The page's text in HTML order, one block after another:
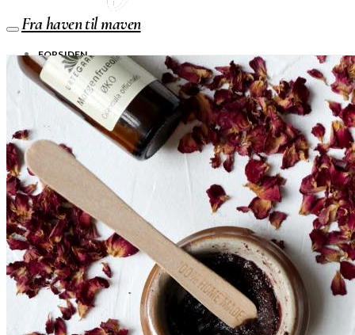
Fra haven til maven
FORSIDEN
SHOP
Jul
Råvarer
Køkkengrej
Bolig
DIY skønhedspleje
Bæredygtig skønhedspleje
DIY
Keramik
Garn
Uld
OPSKRIFTER
Bagværk
Gærbrød
Boller
Madbrød
Rugbrød
Kiks & knækbrød